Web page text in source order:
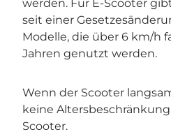
werden. Für E-Scooter
seit einer
Modelle, die über 6 km/h
Jahren genutzt werden.
Wenn der Scooter
keine
Scooter.